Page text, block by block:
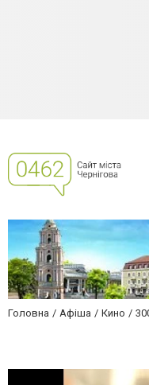
Головна Афіша Кино